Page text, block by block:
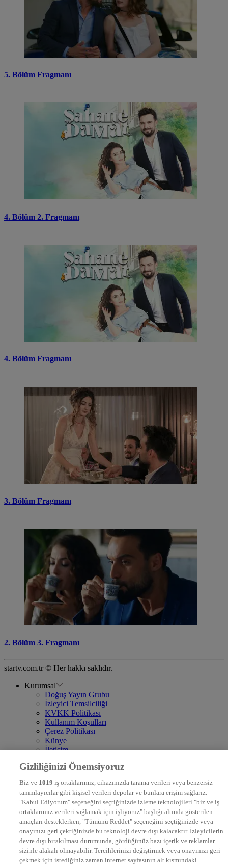
5. Bölüm Fragmanı
4. Bölüm 2. Fragmanı
4. Bölüm Fragmanı
3. Bölüm Fragmanı
2. Bölüm 3. Fragmanı
startv.com.tr © Her hakkı saklıdır.
Kurumsal
Doğuş Yayın Grubu
İzleyici Temsilciliği
KVKK Politikası
Kullanım Koşulları
Çerez Politikası
Künye
İletişim
DYG Televizyonlar
STAR
EURO STAR
KRAL POP TV
DYG Radyolar
NTV RADYO
KRAL FM
KRAL POP
EKSEN
VOYAGE
Gizliliğinizi Önemsiyoruz
Biz ve 1019 iş ortaklarımız, cihazınızda tarama verileri veya benzersiz
tanımlayıcılar gibi kişisel verileri depolar ve bunlara erişim sağlarız.
"Kabul Ediyorum" seçeneğini seçtiğinizde izleme teknolojileri "biz ve iş
ortaklarımız verileri sağlamak için işliyoruz" başlığı altında gösterilen
amaçları desteklerken, "Tümünü Reddet" seçeneğini seçtiğinizde veya
onayınızı geri çektiğinizde bu teknoloji devre dışı kalacaktır. İzleyicilerin
devre dışı bırakılması durumunda, gördüğünüz bazı içerik ve reklamlar
sizinle alakalı olmayabilir. Tercihlerinizi değiştirmek veya onayınızı geri
çekmek için istediğiniz zaman internet sayfasının alt kısmındaki